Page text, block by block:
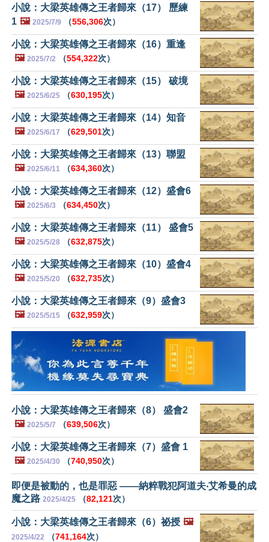
小說：大梁英雄傳之王者歸來（17） 歷練
1 🖼️ 2025/7/9 （556,306次）
小說：大梁英雄傳之王者歸來（16）重逢
🖼️ 2025/7/2 （554,322次）
小說：大梁英雄傳之王者歸來（15） 破境
🖼️ 2025/6/25 （630,195次）
小說：大梁英雄傳之王者歸來（14）知音
🖼️ 2025/6/17 （629,501次）
小說：大梁英雄傳之王者歸來（13）聯盟
🖼️ 2025/6/11 （634,360次）
小說：大梁英雄傳之王者歸來（12）盛會6
🖼️ 2025/6/3 （634,450次）
小說：大梁英雄傳之王者歸來（11） 盛會5
🖼️ 2025/5/28 （632,875次）
小說：大梁英雄傳之王者歸來（10）盛會4
🖼️ 2025/5/20 （632,735次）
小說：大梁英雄傳之王者歸來（9）盛會3
🖼️ 2025/5/15 （632,959次）
小說：大梁英雄傳之王者歸來（8） 盛會2
🖼️ 2025/5/7 （639,506次）
小說：大梁英雄傳之王者歸來（7）盛會 1
🖼️ 2025/4/30 （740,950次）
即便是被動的，也是罪惡 ——納粹戰犯阿道夫‧艾希曼的成
魔之路 2025/4/25 （82,121次）
小說：大梁英雄傳之王者歸來（6）祕授 🖼️
2025/4/22 （741,164次）